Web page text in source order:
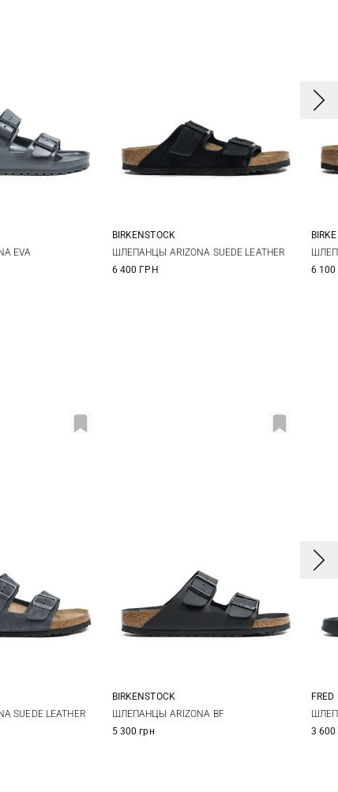
43
EVA
41 42 43 44
BIRKENSTOCK
ШЛЕПАНЦЫ ARIZONA SUEDE LEATHER
6 400 ГРН
6
43 44
SUEDE LEATHER
41 42 43
BIRKENSTOCK
ШЛЕПАНЦЫ ARIZONA BF
5 300 грн
7
FRED
3 600